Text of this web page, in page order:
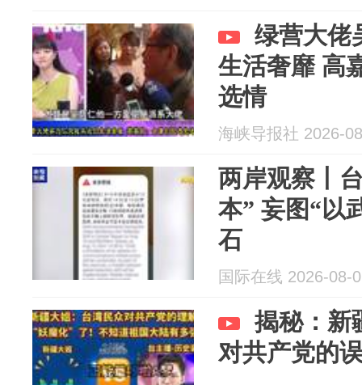
绿营大佬
生活奢靡 高
选情
海峡导报社 2026-
两岸观察丨
本” 妄图“以
石
国际在线 2026-08-
揭秘：新
对共产党的